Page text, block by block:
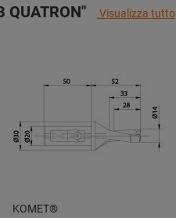
QUATRON" Visualizza tutto
KOMET®